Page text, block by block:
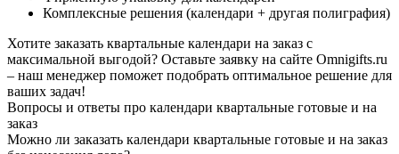
Комплексные решения (календари + другая полиграфия)
Хотите заказать квартальные календари на заказ с
максимальной выгодой? Оставьте заявку на сайте Omnigifts.ru
– наш менеджер поможет подобрать оптимальное решение для
ваших задач!
Вопросы и ответы про календари квартальные готовые и на
заказ
Можно ли заказать календари квартальные готовые и на заказ